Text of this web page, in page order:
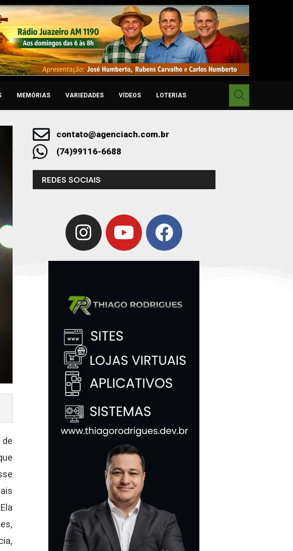
MEMÓRIAS VARIEDADES VÍDEOS LOTERIAS
contato@agenciach.com.br
(74)99116-6688
REDES SOCIAIS